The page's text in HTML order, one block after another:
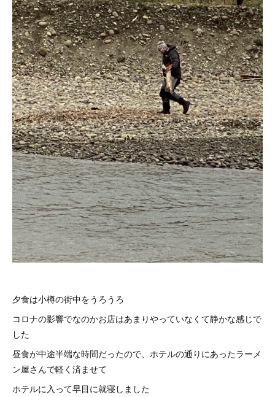
夕食は小樽の街中をうろうろ
コロナの影響でなのかお店はあまりやっていなくて静かな感じで
した
昼食が中途半端な時間だったので、ホテルの通りにあったラーメ
ン屋さんで軽く済ませて
ホテルに入って早目に就寝しました